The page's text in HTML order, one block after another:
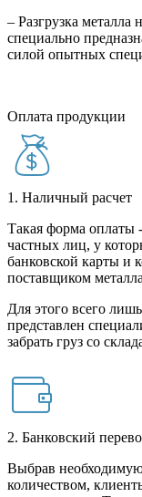
– Разгрузка
специально
силой опытных
Оплата продукции
1. Наличный расчет
Такая форма оплаты
частных лиц, у
банковской карты и
поставщиком
Для этого всего
представлен
забрать груз со
2. Банковский
Выбрав
количеством,